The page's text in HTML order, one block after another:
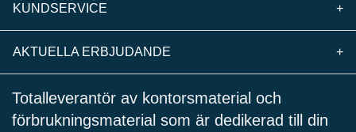
KUNDSERVICE +
AKTUELLA ERBJUDANDE +
Totalleverantör av kontorsmaterial och
förbrukningsmaterial som är dedikerad till din